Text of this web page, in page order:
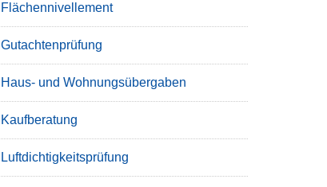
Flächennivellement
Gutachtenprüfung
Haus- und Wohnungsübergaben
Kaufberatung
Luftdichtigkeitsprüfung